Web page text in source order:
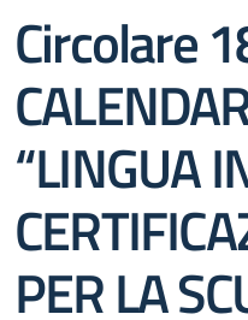
Circolare
“LINGUA
PER LA